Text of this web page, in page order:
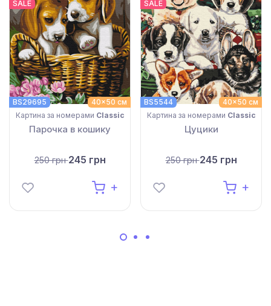
SALE
40x50 см
BS29695
Картина за номерами Classic
Парочка в кошику
250 грн245 грн
SALE
40x50 см
BS5544
Картина за номерами Classic
Цуцики
250 грн245 грн